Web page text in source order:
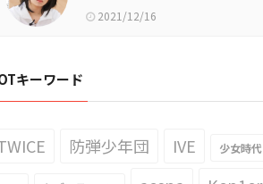
2021/12/16
キーワード
防弾少年団 IVE 少女時代